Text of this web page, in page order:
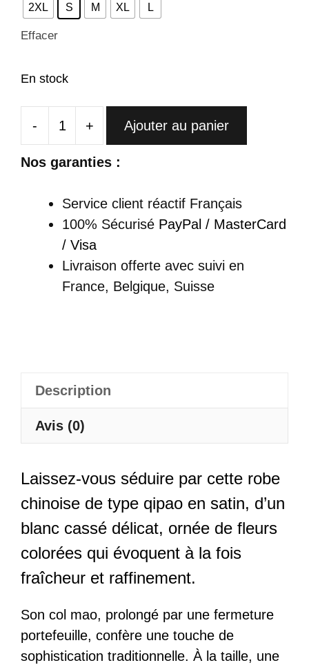
2XL S M XL L
Effacer
En stock
-
quantité
de
Blanche
À
-
Baihua
+ Ajouter au panier
Nos garanties :
Service client réactif Français
100% Sécurisé PayPal / MasterCard
/ Visa
Livraison offerte avec suivi en
France, Belgique, Suisse
Description
Avis (0)
Laissez-vous séduire par cette robe
chinoise de type qipao en satin, d’un
blanc cassé délicat, ornée de fleurs
colorées qui évoquent à la fois
fraîcheur et raffinement.
Son col mao, prolongé par une fermeture
portefeuille, confère une touche de
sophistication traditionnelle. À la taille, une